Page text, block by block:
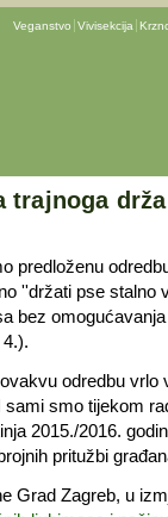
Veganstvo Vivisekcija
trajnoga
predloženu
''držati pse stalno
bez
odredbu vrlo
sami smo tijekom
2015./2016.
pritužbi
Grad Zagreb, u